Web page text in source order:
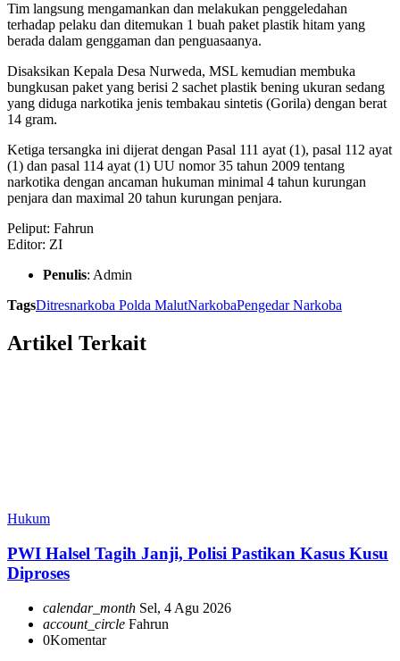
Tim langsung mengamankan dan melakukan penggeledahan
terhadap pelaku dan ditemukan 1 buah paket plastik hitam yang
berada dalam genggaman dan penguasaanya.
Disaksikan Kepala Desa Nurweda, MSL kemudian membuka
bungkusan paket yang berisi 2 sachet plastik bening ukuran sedang
yang diduga narkotika jenis tembakau sintetis (Gorila) dengan berat
14 gram.
Ketiga tersangka ini dijerat dengan Pasal 111 ayat (1), pasal 112 ayat
(1) dan pasal 114 ayat (1) UU nomor 35 tahun 2009 tentang
narkotika dengan ancaman hukuman minimal 4 tahun kurungan
penjara dan maximal 20 tahun kurungan penjara.
Peliput: Fahrun
Editor: ZI
Penulis: Admin
TagsDitresnarkoba Polda MalutNarkobaPengedar Narkoba
Artikel Terkait
Hukum
PWI Halsel Tagih Janji, Polisi Pastikan Kasus Kusu
Diproses
calendar_month Sel, 4 Agu 2026
account_circle Fahrun
0Komentar